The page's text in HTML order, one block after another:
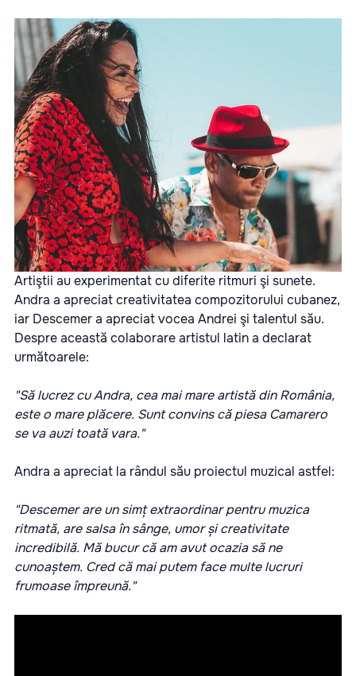
Artiştii au experimentat cu diferite ritmuri şi sunete.
Andra a apreciat creativitatea compozitorului cubanez,
iar Descemer a apreciat vocea Andrei şi talentul său.
Despre această colaborare artistul latin a declarat
următoarele:
"Să lucrez cu Andra, cea mai mare artistă din România,
este o mare plăcere. Sunt convins că piesa Camarero
se va auzi toată vara."
Andra a apreciat la rândul său proiectul muzical astfel:
"Descemer are un simț extraordinar pentru muzica
ritmată, are salsa în sânge, umor și creativitate
incredibilă. Mă bucur că am avut ocazia să ne
cunoaștem. Cred că mai putem face multe lucruri
frumoase împreună."